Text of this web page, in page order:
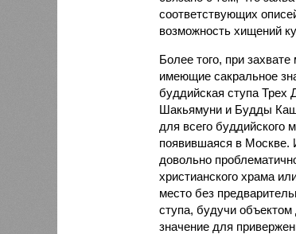
соответствующих
возможность хищений
Более того, при
имеющие сакральное
буддийская ступа Трех
Шакьямуни и Будды
для всего буддийского
появившаяся в Москве.
довольно
христианского храма
место без
ступа, будучи
значение для